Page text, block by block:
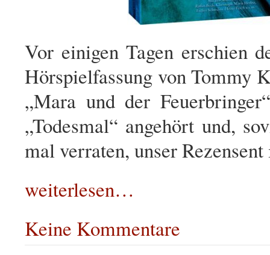
Vor einigen Tagen erschien
Hörspielfassung von Tommy
„Mara und der
„Todesmal“ angehört und,
mal verraten, unser
weiterlesen…
Keine Kommentare